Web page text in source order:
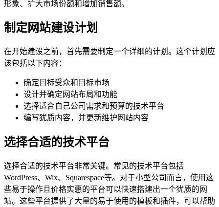
形象、扩大市场份额和增加销售额。
制定网站建设计划
在开始建设之前，首先需要制定一个详细的计划。这个计划应
该包括以下内容：
确定目标受众和目标市场
设计并确定网站布局和功能
选择适合自己公司需求和预算的技术平台
编写犹质内容，并更新维护网站内容
选择合适的技术平台
选择合适的技术平台非常关键。常见的技术平台包括
WordPress、Wix、Squarespace等。对于小型公司而言，使用这
些易于操作且价格实惠的平台可以快速搭建出一个犹质的网
站。这些平台提供了大量的易于使用的模板和插件，可以帮助